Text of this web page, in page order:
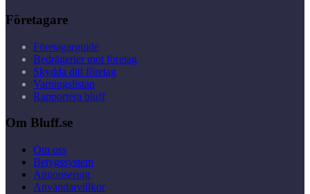
Företagare
Företagarguide
Bedrägerier mot företag
Skydda ditt företag
Varningslistan
Rapportera bluff
Om Bluff.se
Om oss
Betygssystem
Annonsering
Användarvillkor